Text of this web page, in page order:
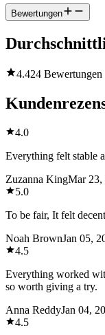
Bewertungen
4.424 Bewertungen
4.0
Everything felt stable
Zuzanna KingMar 23,
5.0
To be fair, It felt
Noah BrownJan 05,
4.5
Everything worked
so worth giving a try.
Anna ReddyJan 04,
4.5